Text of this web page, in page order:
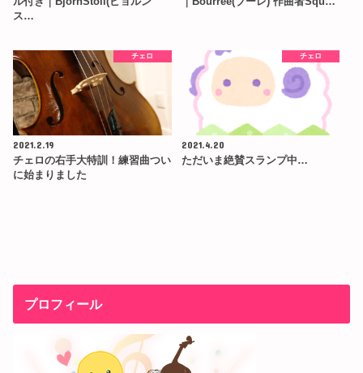
ス…
チェロ
2021.2.19
チェロの右手大特訓！練習曲つい
に始まりました
チェロ
2021.4.20
ただいま絶賛スランプ中…
プロフィール